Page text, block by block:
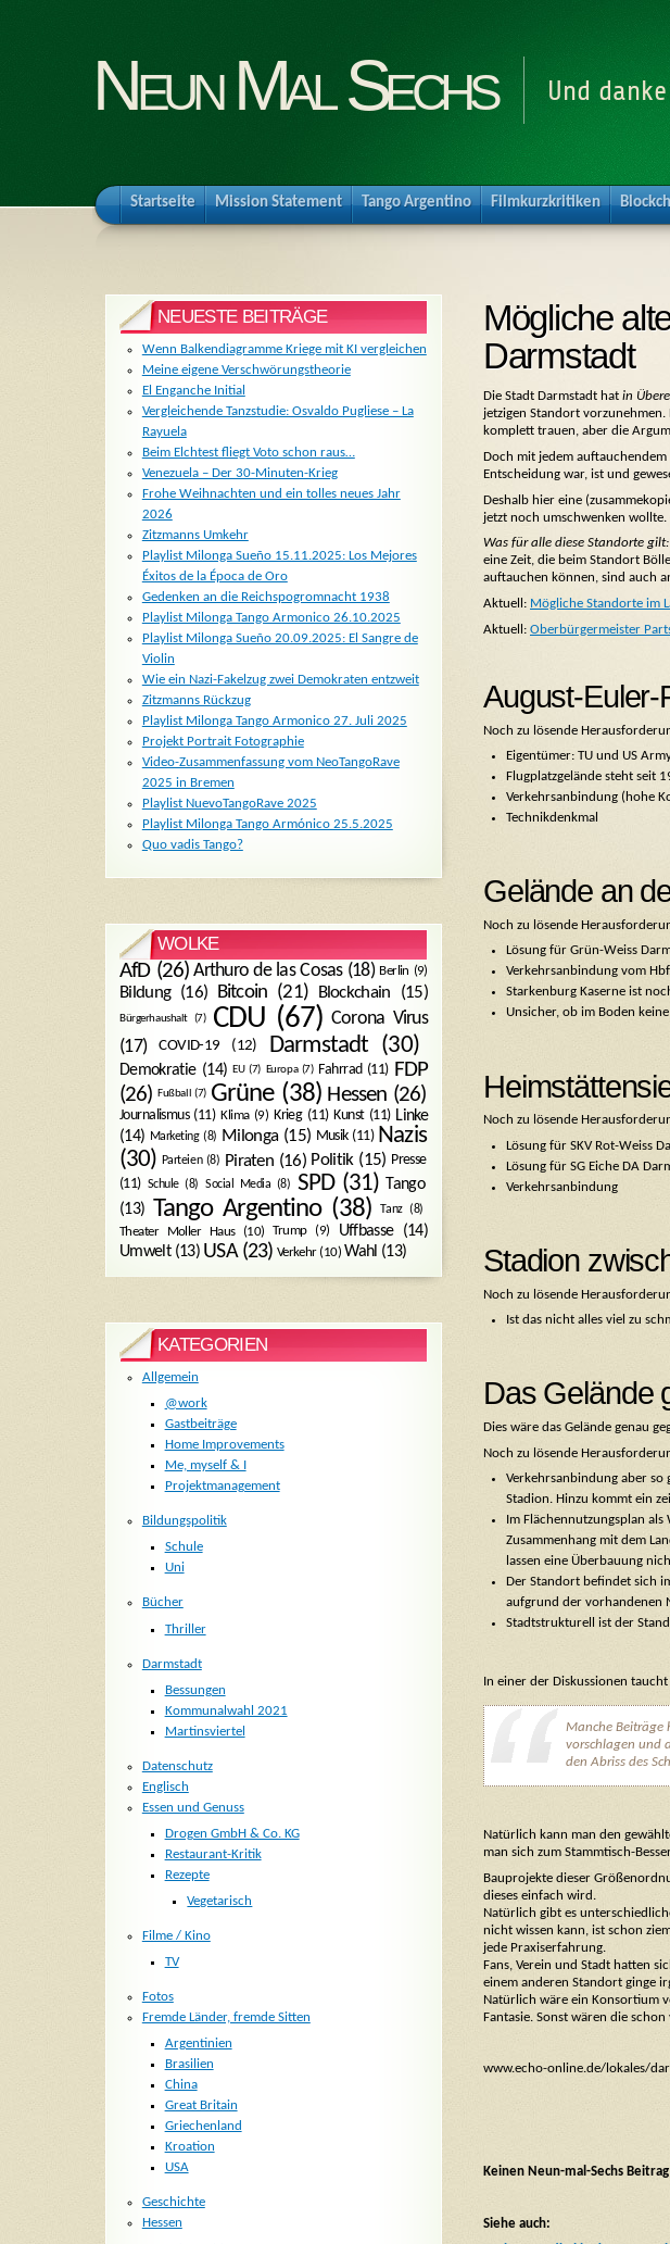
Neun Mal Sechs Und
Startseite Mission Statement Tango Argentino Filmkurzkritiken
Mögliche
Darmstadt
Die Stadt Darmstadt hat in
jetzigen Standort
komplett trauen, aber die
Doch mit jedem
Entscheidung war, ist und
Deshalb hier eine
jetzt noch umschwenken
Was für alle diese Standorte gilt:
eine Zeit, die beim Standort
auftauchen können, sind auch
Aktuell: Mögliche Standorte im
Aktuell: Oberbürgermeister
August-Euler-
Noch zu lösende
Eigentümer: TU und US
Flugplatzgelände steht seit
Verkehrsanbindung (hohe
Technikdenkmal
Gelände an
Noch zu lösende
Lösung für Grün-Weiss
Verkehrsanbindung vom
Starkenburg Kaserne ist
Unsicher, ob im Boden
Noch zu lösende
Lösung für SKV Rot-Weiss
Lösung für SG Eiche DA
Verkehrsanbindung
Stadion
Noch zu lösende
Ist das nicht alles viel zu
Das Gelände
Dies wäre das Gelände genau
Noch zu lösende
Verkehrsanbindung aber so
Stadion. Hinzu kommt ein
Im Flächennutzungsplan
Zusammenhang mit dem
lassen eine Überbauung
Der Standort befindet sich
aufgrund der vorhandenen
Stadtstrukturell ist der
In einer der Diskussionen
Manche Beiträge
vorschlagen und
den Abriss des
Natürlich kann man den
man sich zum Stammtisch-
Bauprojekte dieser
dieses einfach wird.
Natürlich gibt es
nicht wissen kann, ist schon
jede Praxiserfahrung.
Fans, Verein und Stadt hatten
einem anderen Standort ginge
Natürlich wäre ein Konsortium
Fantasie. Sonst wären die
www.echo-online.de/lokales/
Keinen Neun-mal-Sechs
Siehe auch:
NEUESTE BEITRÄGE
Wenn Balkendiagramme Kriege mit KI vergleichen
Meine eigene Verschwörungstheorie
El Enganche Initial
Vergleichende Tanzstudie: Osvaldo Pugliese – La
Rayuela
Beim Elchtest fliegt Voto schon raus…
Venezuela – Der 30-Minuten-Krieg
Frohe Weihnachten und ein tolles neues Jahr
2026
Zitzmanns Umkehr
Playlist Milonga Sueño 15.11.2025: Los Mejores
Éxitos de la Época de Oro
Gedenken an die Reichspogromnacht 1938
Playlist Milonga Tango Armonico 26.10.2025
Playlist Milonga Sueño 20.09.2025: El Sangre de
Violin
Wie ein Nazi-Fakelzug zwei Demokraten entzweit
Zitzmanns Rückzug
Playlist Milonga Tango Armonico 27. Juli 2025
Projekt Portrait Fotographie
Video-Zusammenfassung vom NeoTangoRave
2025 in Bremen
Playlist NuevoTangoRave 2025
Playlist Milonga Tango Armónico 25.5.2025
Quo vadis Tango?
WOLKE
AfD(26) Arthuro de las Cosas(18) Berlin (9)
Bildung(16) Bitcoin (21) Blockchain (15)
Bürgerhaushalt (7) CDU (67) Corona Virus
(17)
COVID-19 (12) Darmstadt (30)
Demokratie(14) EU(7) Europa(7) Fahrrad (11) FDP
(26) Fußball (7) Grüne(38) Hessen (26)
Journalismus(11) Klima(9) Krieg(11) Kunst(11) Linke
(14) Marketing(8) Milonga(15) Musik(11) Nazis
(30) Parteien(8) Piraten (16) Politik(15) Presse
(11) Schule(8) Social Media (8) SPD(31) Tango
(13)
Tango Argentino(38) Tanz(8)
Theater Moller Haus(10) Trump(9) Uffbasse(14)
Umwelt(13) USA(23) Verkehr(10) Wahl (13)
KATEGORIEN
Allgemein
@work
Gastbeiträge
Home Improvements
Me, myself & I
Projektmanagement
Bildungspolitik
Schule
Uni
Bücher
Thriller
Darmstadt
Bessungen
Kommunalwahl 2021
Martinsviertel
Datenschutz
Englisch
Essen und Genuss
Drogen GmbH & Co. KG
Restaurant-Kritik
Rezepte
Vegetarisch
Filme / Kino
TV
Fotos
Fremde Länder, fremde Sitten
Argentinien
Brasilien
China
Great Britain
Griechenland
Kroation
USA
Geschichte
Hessen